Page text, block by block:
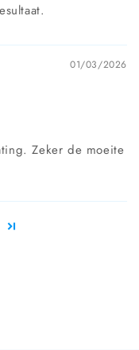
01/03/2026
Zeker de moeite